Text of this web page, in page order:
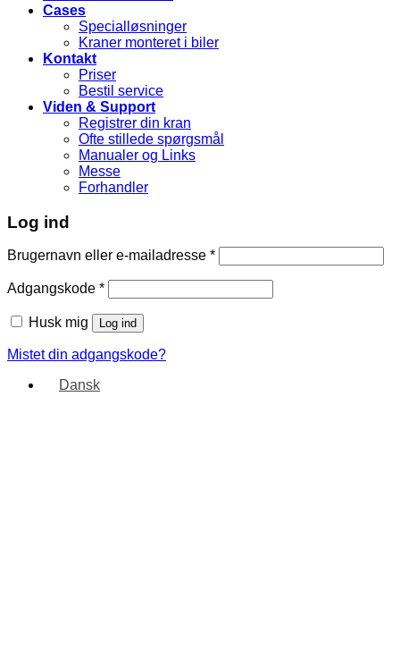
Cases
Specialløsninger
Kraner monteret i biler
Kontakt
Priser
Bestil service
Viden & Support
Registrer din kran
Ofte stillede spørgsmål
Manualer og Links
Messe
Forhandler
Log ind
Brugernavn eller e-mailadresse *
Adgangskode *
Husk mig Log ind
Mistet din adgangskode?
Dansk